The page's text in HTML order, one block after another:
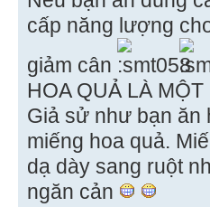
cấp năng lượng
giảm cân
HOA QUẢ LÀ
Giả sử như bạn ăn
miếng hoa quả.
dạ dày sang ruột
ngăn cản